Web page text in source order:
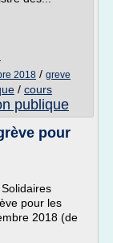
2018 / greve
/ cours
publique
pour
pour les
2018 (de